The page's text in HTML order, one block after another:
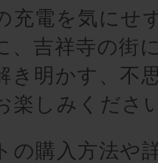
充電を気にせ
、吉祥寺の街
き明かす、不
楽しみくださ
購入方法や